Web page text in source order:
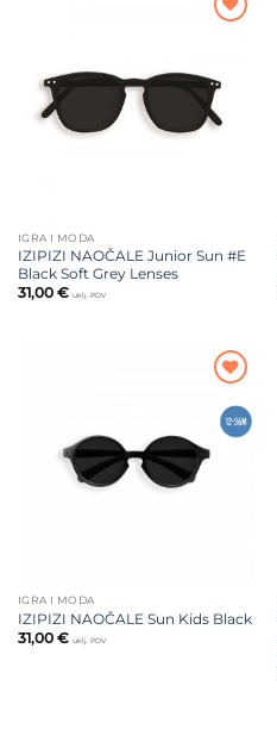
IGRA I MODA
IZIPIZI NAOČALE Junior Sun #E
Black Soft Grey Lenses
31,00 € uklj. PDV
na listu
želja
IGRA I MODA
IZIPIZI NAOČALE Sun Kids Black
31,00 € uklj. PDV